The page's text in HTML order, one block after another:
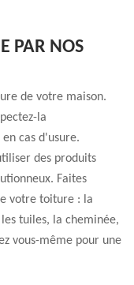
PAR NOS
de votre maison.
la
cas d'usure.
des produits
Faites
votre toiture : la
tuiles, la cheminée,
vous-même pour une